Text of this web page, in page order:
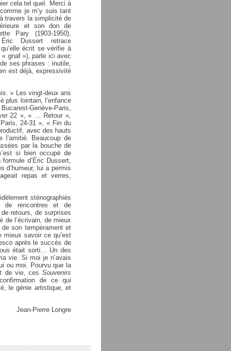
cela tel quel. Merci à
je m’y suis tant
travers la simplicité de
et son don de
Pary (1903-1950),
Dussert retrace
écrit se vérifie à
gnaf »), parle ici avec
ses phrases : inutile,
est déjà, expressivité
» Les vingt-deux ans
plus lointain, l’enfance
Genève-Paris,
22 », « … Retour »,
24-31 », « Fin du
avec des hauts
Beaucoup de
par la bouche de
si bien occupé de
d’Éric Dussert,
d’humeur, lui a permis
repas et verres,
sténographiés
de rencontres et de
retours, de surprises
de l’écrivain, de mieux
son tempérament et
savoir ce qu’est
après le succès de
était sorti… Un des
vie. Si moi je n’avais
ou moi. Pourvu que la
de vie, ces Souvenirs
de ce qui
le génie artistique, et
Jean-Pierre Longre